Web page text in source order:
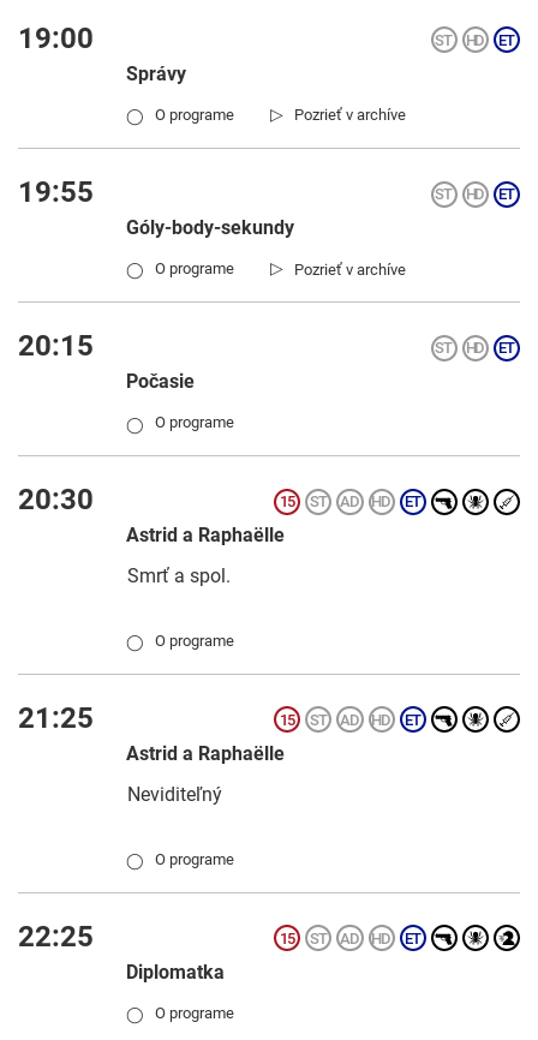
19:00
Správy
▷ Pozrieť v archíve
◯ O programe
19:55
Góly-body-sekundy
▷ Pozrieť v archíve
◯ O programe
20:15
Počasie
◯ O programe
20:30
Astrid a Raphaëlle
Smrť a spol.
◯ O programe
21:25
Astrid a Raphaëlle
Neviditeľný
◯ O programe
22:25
Diplomatka
◯ O programe